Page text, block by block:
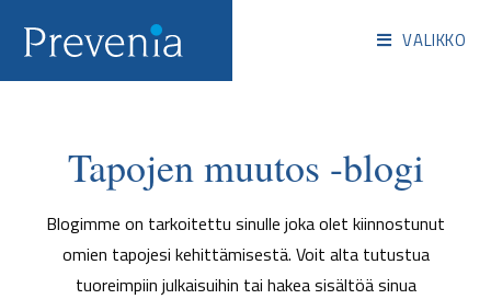
VALIKKO
Tapojen muutos -blogi
Blogimme on tarkoitettu sinulle joka olet kiinnostunut
omien tapojesi kehittämisestä. Voit alta tutustua
tuoreimpiin julkaisuihin tai hakea sisältöä sinua